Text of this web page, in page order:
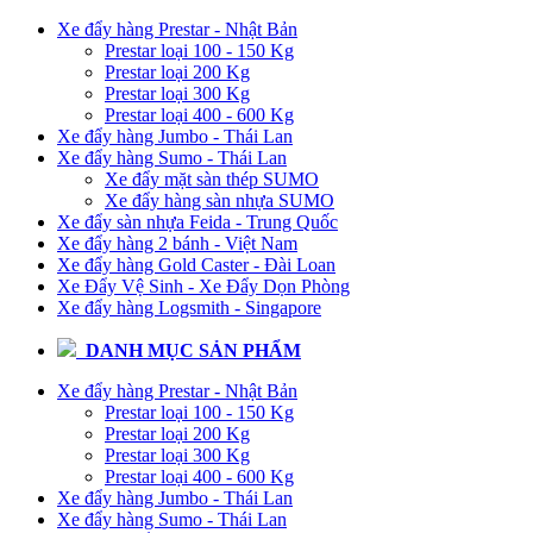
Xe đẩy hàng Prestar - Nhật Bản
Prestar loại 100 - 150 Kg
Prestar loại 200 Kg
Prestar loại 300 Kg
Prestar loại 400 - 600 Kg
Xe đẩy hàng Jumbo - Thái Lan
Xe đẩy hàng Sumo - Thái Lan
Xe đẩy mặt sàn thép SUMO
Xe đẩy hàng sàn nhựa SUMO
Xe đẩy sàn nhựa Feida - Trung Quốc
Xe đẩy hàng 2 bánh - Việt Nam
Xe đẩy hàng Gold Caster - Đài Loan
Xe Đẩy Vệ Sinh - Xe Đẩy Dọn Phòng
Xe đẩy hàng Logsmith - Singapore
DANH MỤC SẢN PHẨM
Xe đẩy hàng Prestar - Nhật Bản
Prestar loại 100 - 150 Kg
Prestar loại 200 Kg
Prestar loại 300 Kg
Prestar loại 400 - 600 Kg
Xe đẩy hàng Jumbo - Thái Lan
Xe đẩy hàng Sumo - Thái Lan